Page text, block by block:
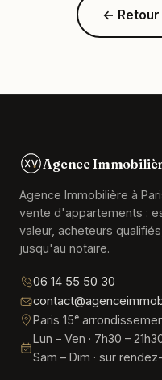
← Retour
Agence
Agence Immobilière à
vente d'appartements :
valeur, acheteurs
jusqu'au notaire.
06 14 55 50 30
Paris 15ᵉ
Lun – Ven · 7h30 –
Sam – Dim · sur